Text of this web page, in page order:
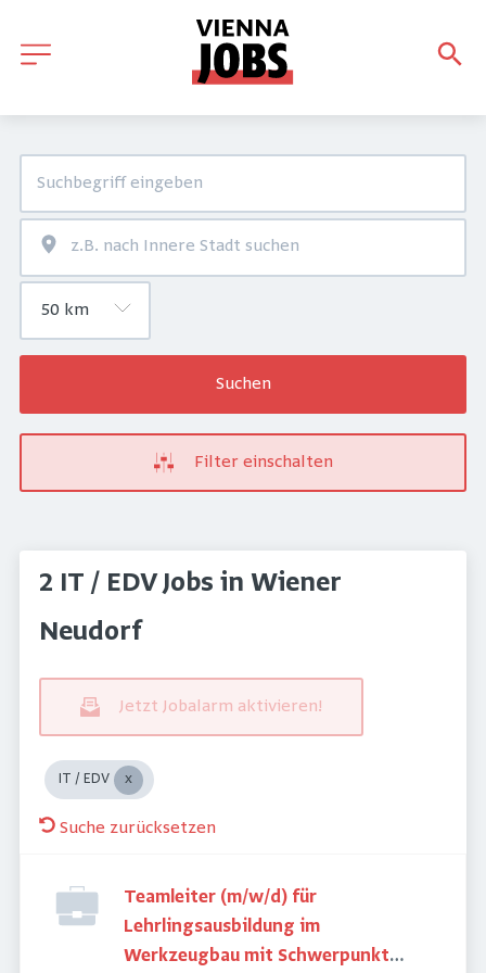
Suchen
Filter einschalten
2 IT / EDV Jobs in Wiener
Neudorf
Jetzt Jobalarm aktivieren!
IT / EDV
Suche zurücksetzen
Teamleiter (m/w/d) für
Lehrlingsausbildung im
Werkzeugbau mit Schwerpunkt